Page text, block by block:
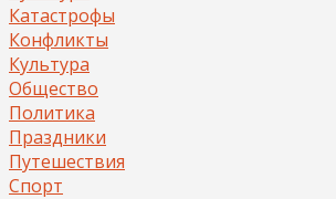
Катастрофы
Конфликты
Культура
Общество
Политика
Праздники
Путешествия
Спорт